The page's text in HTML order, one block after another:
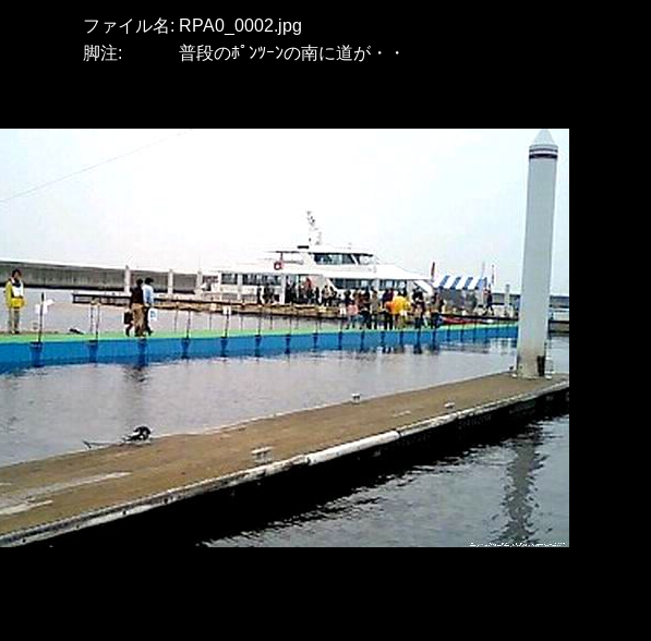
ファイル名: RPA0_0002.jpg
脚注:
普段のﾎﾟﾝﾂｰﾝの南に道が・・